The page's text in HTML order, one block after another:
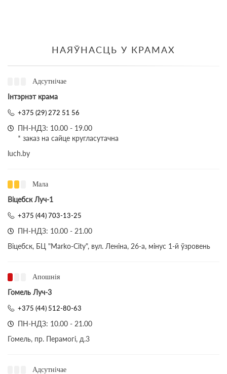
НАЯЎНАСЦЬ У КРАМАХ
Адсутнічае
Інтэрнэт крама
+375 (29) 272 51 56
ПН-НДЗ: 10.00 - 19.00
* заказ на сайце кругласутачна
luch.by
Мала
Віцебск Луч-1
+375 (44) 703-13-25
ПН-НДЗ: 10.00 - 21.00
Віцебск, БЦ "Marko-City", вул. Леніна, 26-а, мінус 1-й ўзровень
Апошнія
Гомель Луч-3
+375 (44) 512-80-63
ПН-НДЗ: 10.00 - 21.00
Гомель, пр. Перамогі, д.3
Адсутнічае